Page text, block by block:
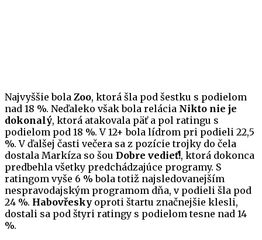
Najvyššie bola Zoo, ktorá šla pod šestku s podielom
nad 18 %. Neďaleko však bola relácia Nikto nie je
dokonalý, ktorá atakovala päť a pol ratingu s
podielom pod 18 %. V 12+ bola lídrom pri podieli 22,5
%. V ďalšej časti večera sa z pozície trojky do čela
dostala Markíza so šou Dobre vedieť!, ktorá dokonca
predbehla všetky predchádzajúce programy. S
ratingom vyše 6 % bola totiž najsledovanejším
nespravodajským programom dňa, v podieli šla pod
24 %. Habovřesky oproti štartu značnejšie klesli,
dostali sa pod štyri ratingy s podielom tesne nad 14
%.